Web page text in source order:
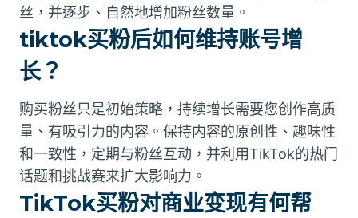
丝，并逐步、自然地增加粉丝数量。
tiktok买粉后如何维持账号增
长？
购买粉丝只是初始策略，持续增长需要您创作高质
量、有吸引力的内容。保持内容的原创性、趣味性
和一致性，定期与粉丝互动，并利用TikTok的热门
话题和挑战赛来扩大影响力。
TikTok买粉对商业变现有何帮